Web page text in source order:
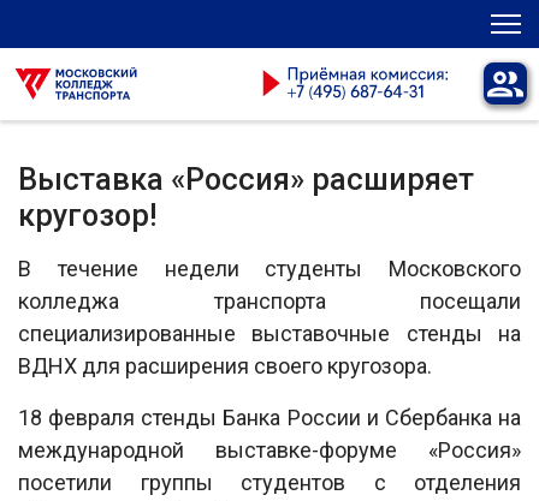
Выставка «Россия» расширяет
кругозор!
В течение недели студенты Московского
колледжа транспорта посещали
специализированные выставочные стенды на
ВДНХ для расширения своего кругозора.
18 февраля стенды Банка России и Сбербанка на
международной выставке-форуме «Россия»
посетили группы студентов с отделения